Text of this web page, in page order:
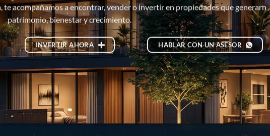
te acompañamos a encontrar, vender o invertir en propiedades que generarn
patrimonio, bienestar y crecimiento.
INVERTIR AHORA HABLAR CON UN ASESOR